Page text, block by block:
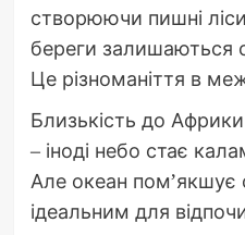
створюючи пишні
береги залишаються
Це різноманіття в
Близькість до
– іноді небо стає
Але океан пом’якшує
ідеальним для